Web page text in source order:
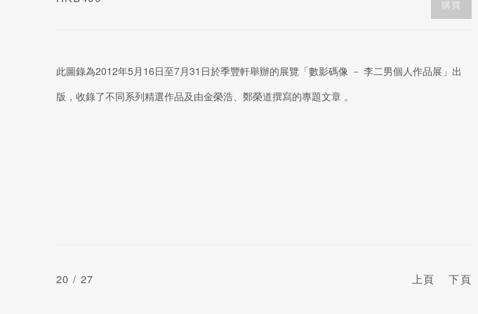
購買
此圖錄為2012年5月16日至7月31日於季豐軒舉辦的展覽「數影碼像 － 李二男個人作品展」出
版，收錄了不同系列精選作品及由金榮浩、鄭榮道撰寫的專題文章 。
上頁 下頁
20 / 27